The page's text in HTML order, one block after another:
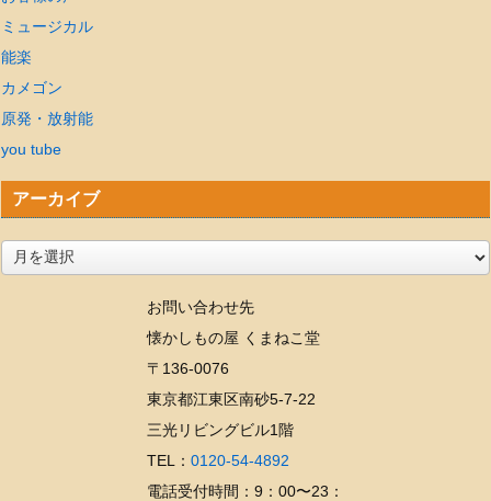
ミュージカル
能楽
カメゴン
原発・放射能
you tube
アーカイブ
お問い合わせ先
懐かしもの屋 くまねこ堂
〒136-0076
東京都江東区南砂5-7-22
三光リビングビル1階
TEL： 0120-54-4892
電話受付時間：9：00〜23：